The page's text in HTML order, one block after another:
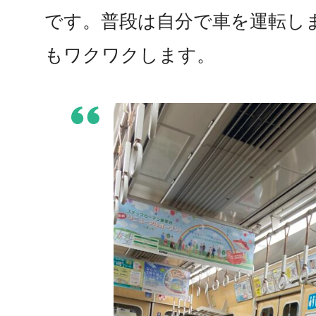
です。普段は自分で車を運転
もワクワクします。